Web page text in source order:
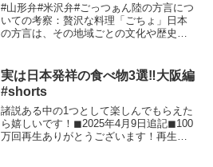
#山形弁#米沢弁#ごっつぁん陸の方言につ
いての考察：贅沢な料理「ごちょ」日本
の方言は、その地域ごとの文化や歴史を
う言葉は、贅沢な料理やご馳走を指す方
言の一例です。今回は...
実は日本発祥の食べ物3選‼︎大阪編
#shorts
諸説ある中の1つとして楽しんでもらえた
ら嬉しいです！◼︎2025年4月9日追記◼︎100
万回再生ありがとうございます！再生回